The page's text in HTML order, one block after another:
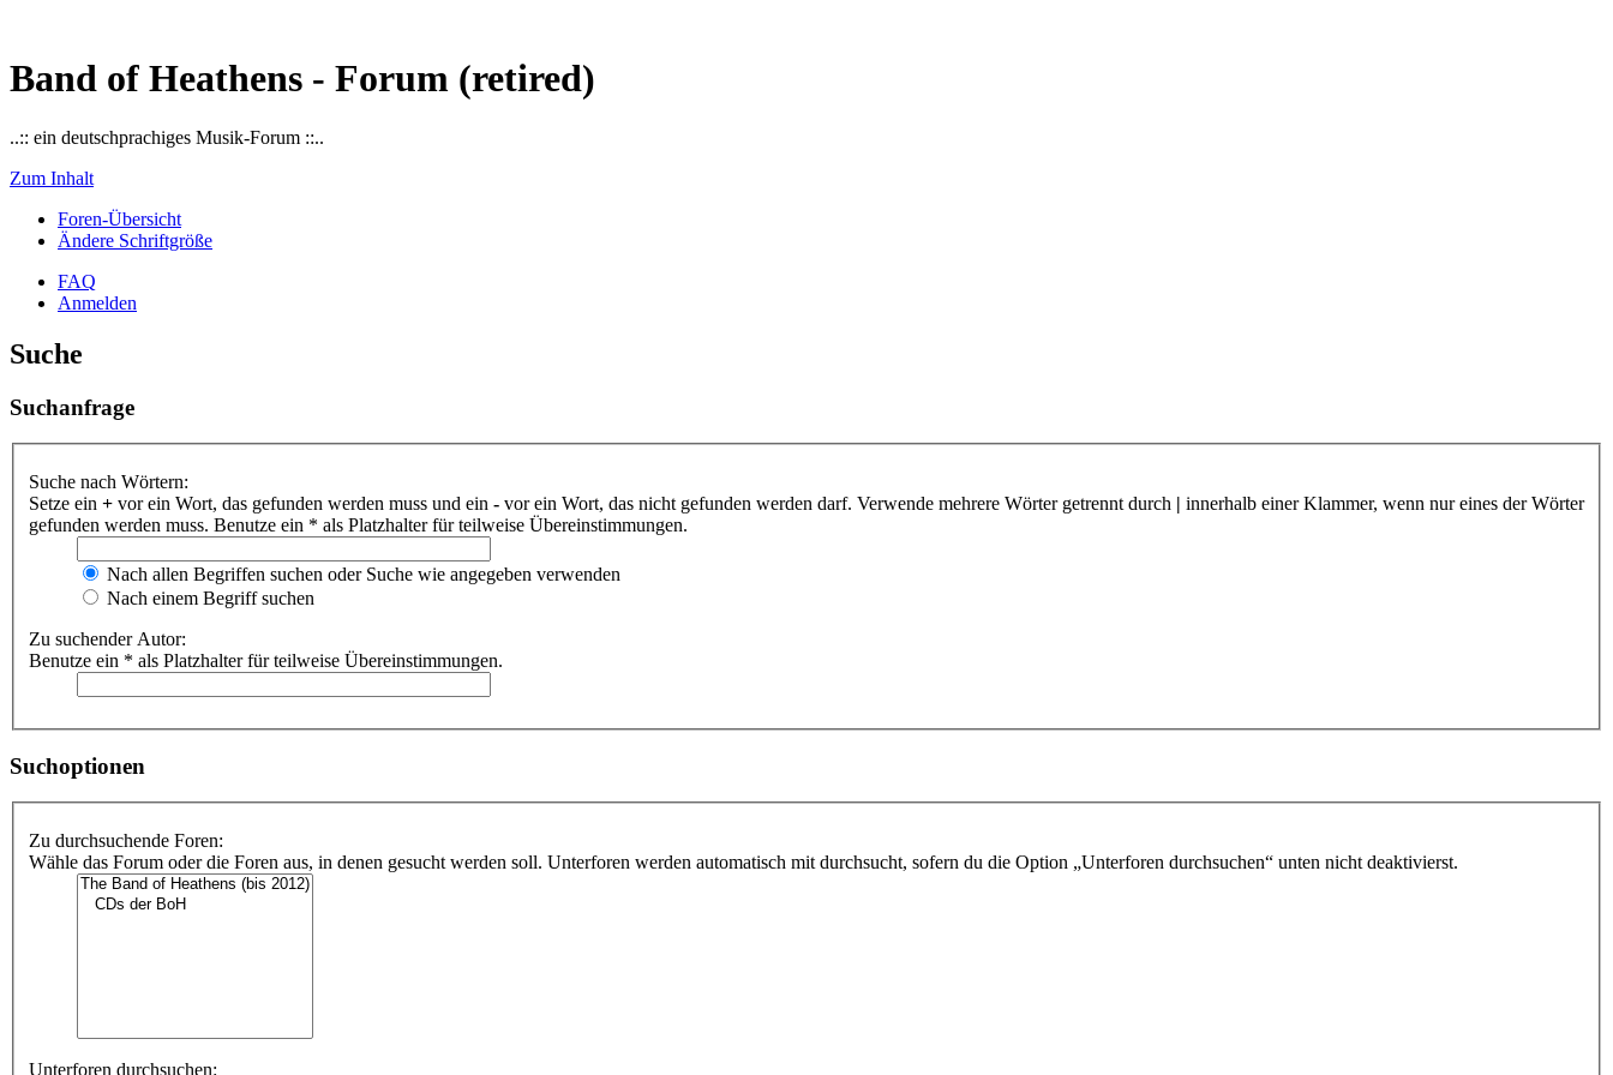
Band of Heathens - Forum (retired)
..:: ein deutschprachiges Musik-Forum ::..
Zum Inhalt
Foren-Übersicht
Ändere Schriftgröße
FAQ
Anmelden
Suche
Suchanfrage
Suche nach Wörtern:
Setze ein + vor ein Wort, das gefunden werden muss und ein - vor ein Wort, das nicht gefunden werden darf. Verwende mehrere Wörter getrennt durch | innerhalb einer Klammer, wenn nur eines der Wörter
gefunden werden muss. Benutze ein * als Platzhalter für teilweise Übereinstimmungen.
Nach allen Begriffen suchen oder Suche wie angegeben verwenden
Nach einem Begriff suchen
Zu suchender Autor:
Benutze ein * als Platzhalter für teilweise Übereinstimmungen.
Suchoptionen
Zu durchsuchende Foren:
Wähle das Forum oder die Foren aus, in denen gesucht werden soll. Unterforen werden automatisch mit durchsucht, sofern du die Option „Unterforen durchsuchen“ unten nicht deaktivierst.
Unterforen durchsuchen: